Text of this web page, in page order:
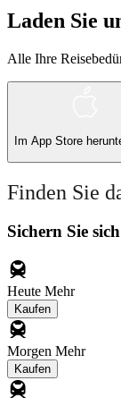
Laden Sie
Alle Ihre
Im App Store
Finden Sie
Sichern Sie
Heute Mehr
Kaufen
Morgen Mehr
Kaufen